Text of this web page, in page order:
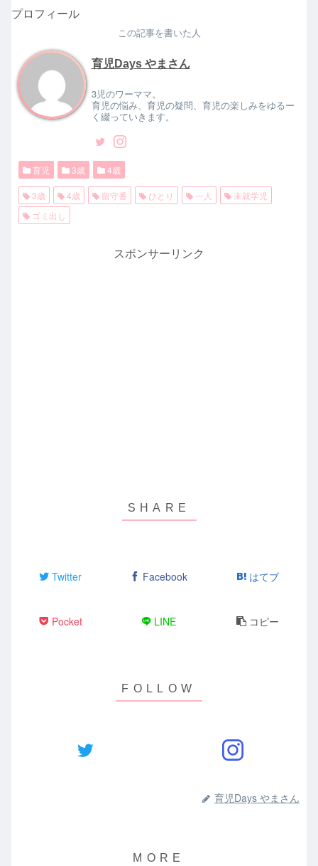
プロフィール
この記事を書いた人
育児Days やまさん
3児のワーママ。
育児の悩み、育児の疑問、育児の楽しみをゆるー
く綴っていきます。
育児 3歳 4歳
3歳 4歳 留守番 ひとり 一人
未就学児
ゴミ出し
スポンサーリンク
Twitter Facebook はてブ
Pocket LINE コピー
育児Days やまさん